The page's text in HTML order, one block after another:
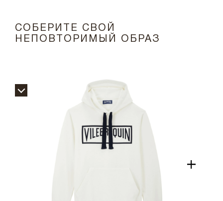
СОБЕРИТЕ СВОЙ
НЕПОВТОРИМЫЙ ОБРАЗ
+